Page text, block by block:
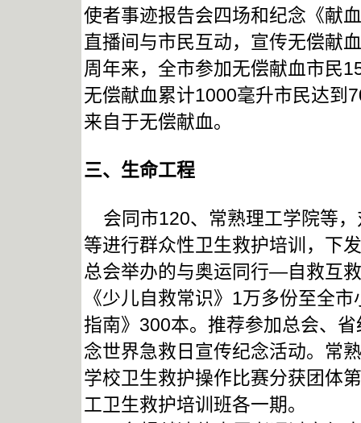
使者事迹报告会四场和纪念《献
直播间与市民互动，宣传无偿献
周年来，全市参加无偿献血市民
无偿献血累计1000毫升市民达到
来自于无偿献血。
三、生命工程
会同市120、常熟理工学院等
等进行群众性卫生救护培训，下
总会举办的与奥运同行—自救互
《少儿自救常识》1万多份至全
指南》300本。推荐参加总会、
念世界急救日宣传纪念活动。常
学校卫生救护操作比赛分获团体
工卫生救护培训班各一期。